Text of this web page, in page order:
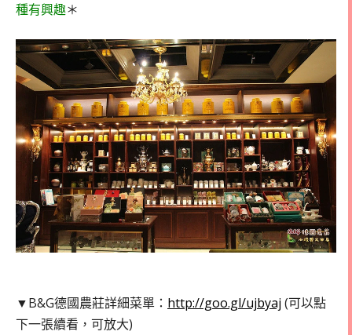
種有興趣＊
▼B&G德國農莊詳細菜單： http://goo.gl/ujbyaj (可以點
下一張續看，可放大)